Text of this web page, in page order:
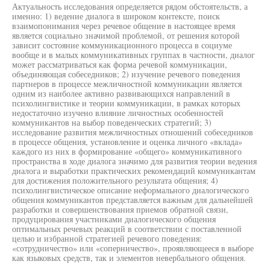
Актуальность исследования определяется рядом обстоятельств, а
именно: 1) ведение диалога в широком контексте, поиск
взаимопонимания через речевое общение в настоящее время
является социально значимой проблемой, от решения которой
зависит состояние коммуникационного процесса в социуме
вообще и в малых коммуникативных группах в частности, диалог
может рассматриваться как форма речевой коммуникации,
объединяющая собеседников; 2) изучение речевого поведения
партнеров в процессе межличностной коммуникации является
одним из наиболее активно развивающихся направлений в
психолингвистике и теории коммуникации, в рамках которых
недостаточно изучено влияние личностных особенностей
коммуникантов на выбор поведенческих стратегий; 3)
исследование развития межличностных отношений собеседников
в процессе общения, установление и оценка личного «вклада»
каждого из них в формирование «общего» коммуникативного
пространства в ходе диалога значимо для развития теории ведения
диалога и выработки практических рекомендаций коммуникантам
для достижения положительного результата общения; 4)
психолингвистическое описание неформального диалогического
общения коммуникантов представляется важным для дальнейшей
разработки и совершенствования приемов обратной связи,
продуцирования участниками диалогического общения
оптимальных речевых реакций в соответствии с поставленной
целью и избранной стратегией речевого поведения:
«сотрудничество» или «соперничество», проявляющееся в выборе
как языковых средств, так и элементов невербального общения.